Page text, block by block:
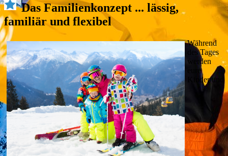
Das Familienkonzept ... lässig,
familiär und flexibel
Während
des Tages
werden
eure
Kinder und